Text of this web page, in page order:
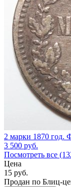
2 марки 1870 год.
3 500 руб.
Посмотреть все
Цена
15 руб.
Продан по Блиц-